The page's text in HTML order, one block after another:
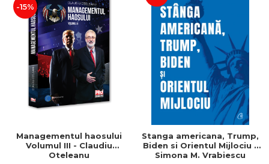
-15%
Managementul haosului
Volumul III - Claudiu
Oteleanu
Stanga americana, Trump,
Biden si Orientul Mijlociu -
Simona M. Vrabiescu